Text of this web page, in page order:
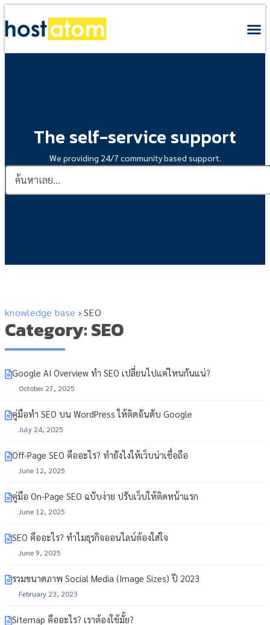
The self-service support
We providing 24/7 community based support.
knowledge base ›SEO
Category: SEO
Google AI Overview ทำ SEO เปลี่ยนไปแค่ไหนกันแน่?
October 27, 2025
คู่มือทำ SEO บน WordPress ให้ติดอันดับ Google
July 24, 2025
Off-Page SEO คืออะไร? ทำยังไงให้เว็บน่าเชื่อถือ
June 12, 2025
คู่มือ On-Page SEO ฉบับง่าย ปรับเว็บให้ติดหน้าแรก
June 12, 2025
SEO คืออะไร? ทำไมธุรกิจออนไลน์ต้องใส่ใจ
June 9, 2025
รวมขนาดภาพ Social Media (Image Sizes) ปี 2023
February 23, 2023
Sitemap คืออะไร? เราต้องใช้มั้ย?